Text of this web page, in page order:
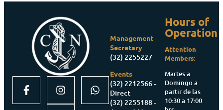
Management
Secretary
(32) 2255227
Events
(32) 2212566 -
Direct
(32) 2255188 -
Hours of
Operation
Attention
Members:
Martes a
Domingo a
partir de las
10:30 a 17:00